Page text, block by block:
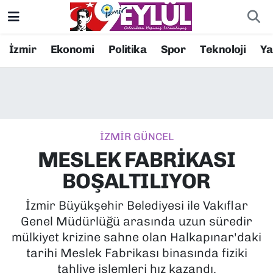
İzmir Ekonomi Politika Spor Teknoloji
İZMİR GÜNCEL
MESLEK FABRİKASI
BOŞALTILIYOR
İzmir Büyükşehir Belediyesi ile Vakıflar
Genel Müdürlüğü arasında uzun süredir
mülkiyet krizine sahne olan Halkapınar'daki
tarihi Meslek Fabrikası binasında fiziki
tahliye işlemleri hız kazandı.
Resmi İlanlar
EKONOMİ
KÜLTÜR SANAT
MAGAZİN
POLİTİKA
Konak Nöbetçi Eczaneler
Süper Lig Puan Durumu ve Fikstür
Tüm Manşetler
Son Dakika Haberleri
Haber Arşivi